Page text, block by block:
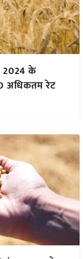
2024 के
अधिकतम रेट